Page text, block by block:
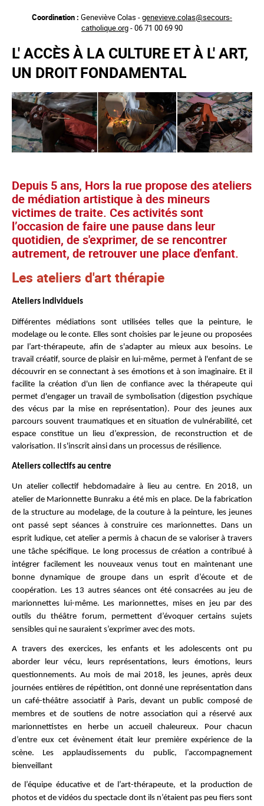
principal
Coordination : Geneviève Colas -genevieve.colas@secours-
catholique.org- 06 71 00 69 90
L' ACCÈS À LA CULTURE ET À L' ART,
UN DROIT FONDAMENTAL
Depuis 5 ans, Hors la rue propose des ateliers
de médiation artistique à des mineurs
victimes de traite. Ces activités sont
l’occasion de faire une pause dans leur
quotidien, de s'exprimer, de se rencontrer
autrement, de retrouver une place d'enfant.
Les ateliers d'art thérapie
Ateliers individuels
Différentes médiations sont utilisées telles que la peinture, le
modelage ou le conte. Elles sont choisies par le jeune ou proposées
par l’art-thérapeute, afin de s'adapter au mieux aux besoins. Le
travail créatif, source de plaisir en lui-même, permet à l'enfant de se
découvrir en se connectant à ses émotions et à son imaginaire. Et il
facilite la création d'un lien de confiance avec la thérapeute qui
permet d'engager un travail de symbolisation (digestion psychique
des vécus par la mise en représentation). Pour des jeunes aux
parcours souvent traumatiques et en situation de vulnérabilité, cet
espace constitue un lieu d’expression, de reconstruction et de
valorisation. Il s'inscrit ainsi dans un processus de résilience.
Ateliers collectifs au centre
Un atelier collectif hebdomadaire à lieu au centre. En 2018, un
atelier de Marionnette Bunraku a été mis en place. De la fabrication
de la structure au modelage, de la couture à la peinture, les jeunes
ont passé sept séances à construire ces marionnettes. Dans un
esprit ludique, cet atelier a permis à chacun de se valoriser à travers
une tâche spécifique. Le long processus de création a contribué à
intégrer facilement les nouveaux venus tout en maintenant une
bonne dynamique de groupe dans un esprit d’écoute et de
coopération. Les 13 autres séances ont été consacrées au jeu de
marionnettes lui-même. Les marionnettes, mises en jeu par des
outils du théâtre forum, permettent d’évoquer certains sujets
sensibles qui ne sauraient s’exprimer avec des mots.
A travers des exercices, les enfants et les adolescents ont pu
aborder leur vécu, leurs représentations, leurs émotions, leurs
questionnements. Au mois de mai 2018, les jeunes, après deux
journées entières de répétition, ont donné une représentation dans
un café-théâtre associatif à Paris, devant un public composé de
membres et de soutiens de notre association qui a réservé aux
marionnettistes en herbe un accueil chaleureux. Pour chacun
d’entre eux cet évènement était leur première expérience de la
scène. Les applaudissements du public, l’accompagnement
bienveillant
de l’équipe éducative et de l’art-thérapeute, et la production de
photos et de vidéos du spectacle dont ils n’étaient pas peu fiers sont